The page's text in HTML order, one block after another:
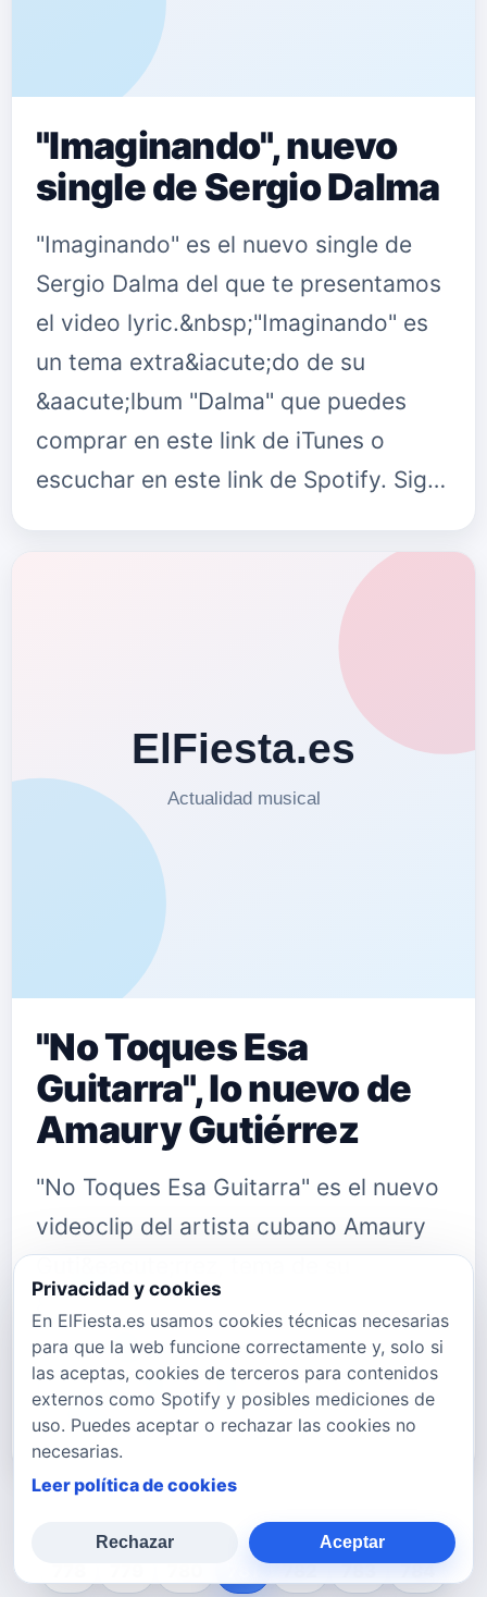
"Imaginando", nuevo
single de Sergio Dalma
"Imaginando" es el nuevo single de
Sergio Dalma del que te presentamos
el video lyric.&nbsp;"Imaginando" es
un tema extra&iacute;do de su
&aacute;lbum "Dalma" que puedes
comprar en este link de iTunes o
escuchar en este link de Spotify. Sig…
"No Toques Esa
Guitarra", lo nuevo de
Amaury Gutiérrez
"No Toques Esa Guitarra" es el nuevo
videoclip del artista cubano Amaury
&uacute;ltimo disco "Entre Cuerdas"
que puedes comprar en este link de
iTunes Puedes seguir a Amaury
Guti&eacute;rrez en: Su Twitter twitt…
Privacidad y cookies
En ElFiesta.es usamos cookies técnicas necesarias
para que la web funcione correctamente y, solo si
las aceptas, cookies de terceros para contenidos
externos como Spotify y posibles mediciones de
uso. Puedes aceptar o rechazar las cookies no
necesarias.
Leer política de cookies
Rechazar Aceptar